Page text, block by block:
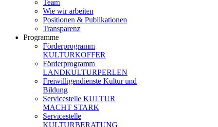
Team
Wie wir arbeiten
Positionen & Publikationen
Transparenz
Programme
Förderprogramm
KULTURKOFFER
Förderprogramm
LANDKULTURPERLEN
Freiwilligendienste Kultur und
Bildung
Servicestelle KULTUR
MACHT STARK
Servicestelle
KULTURBERATUNG